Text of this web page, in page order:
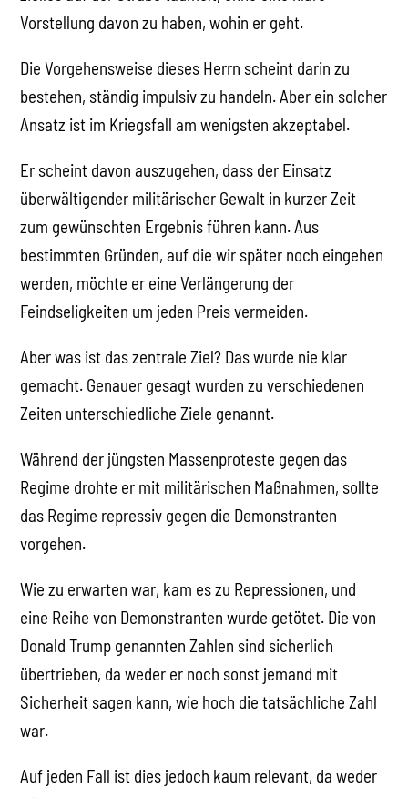
Vorstellung davon zu haben, wohin er geht.
Die Vorgehensweise dieses Herrn scheint darin zu
bestehen, ständig impulsiv zu handeln. Aber ein solcher
Ansatz ist im Kriegsfall am wenigsten akzeptabel.
Er scheint davon auszugehen, dass der Einsatz
überwältigender militärischer Gewalt in kurzer Zeit
zum gewünschten Ergebnis führen kann. Aus
bestimmten Gründen, auf die wir später noch eingehen
werden, möchte er eine Verlängerung der
Feindseligkeiten um jeden Preis vermeiden.
Aber was ist das zentrale Ziel? Das wurde nie klar
gemacht. Genauer gesagt wurden zu verschiedenen
Zeiten unterschiedliche Ziele genannt.
Während der jüngsten Massenproteste gegen das
Regime drohte er mit militärischen Maßnahmen, sollte
das Regime repressiv gegen die Demonstranten
vorgehen.
Wie zu erwarten war, kam es zu Repressionen, und
eine Reihe von Demonstranten wurde getötet. Die von
Donald Trump genannten Zahlen sind sicherlich
übertrieben, da weder er noch sonst jemand mit
Sicherheit sagen kann, wie hoch die tatsächliche Zahl
war.
Auf jeden Fall ist dies jedoch kaum relevant, da weder